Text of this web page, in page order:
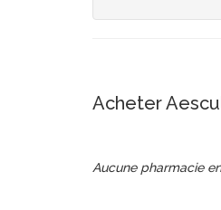
Acheter
Aucune pharmacie